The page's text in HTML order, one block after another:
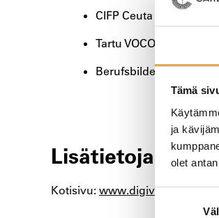
Tämä
ja
olet
Suostumuksen
CIFP Ceuta
Tartu VOCO
Berufsbildende
Lisätietoja
Kotisivu: www.digivet4all.com